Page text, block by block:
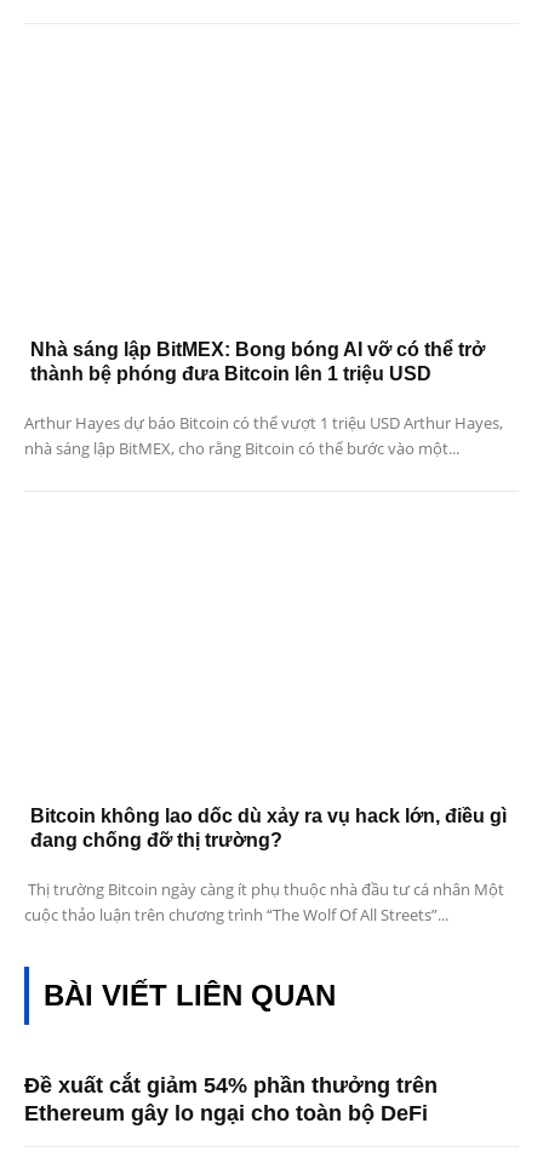
Nhà sáng lập BitMEX: Bong bóng AI vỡ có thể trở
thành bệ phóng đưa Bitcoin lên 1 triệu USD
Arthur Hayes dự báo Bitcoin có thể vượt 1 triệu USD Arthur Hayes,
nhà sáng lập BitMEX, cho rằng Bitcoin có thể bước vào một...
Bitcoin không lao dốc dù xảy ra vụ hack lớn, điều gì
đang chống đỡ thị trường?
Thị trường Bitcoin ngày càng ít phụ thuộc nhà đầu tư cá nhân Một
cuộc thảo luận trên chương trình “The Wolf Of All Streets”...
BÀI VIẾT LIÊN QUAN
Đề xuất cắt giảm 54% phần thưởng trên
Ethereum gây lo ngại cho toàn bộ DeFi